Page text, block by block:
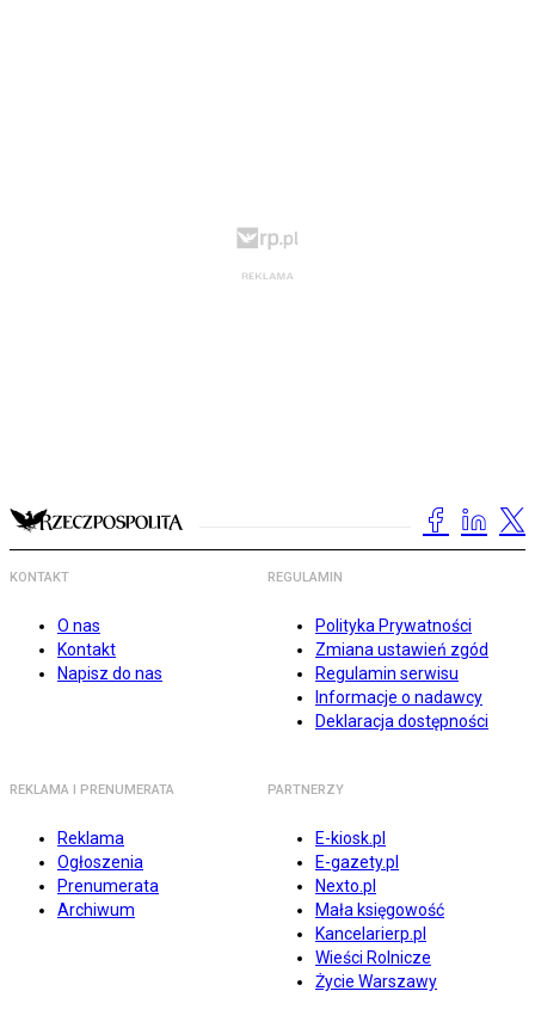
KONTAKT
O nas
Kontakt
Napisz do nas
REGULAMIN
Polityka Prywatności
Zmiana ustawień zgód
Regulamin serwisu
Informacje o nadawcy
Deklaracja dostępności
REKLAMA I PRENUMERATA
Reklama
Ogłoszenia
Prenumerata
Archiwum
PARTNERZY
E-kiosk.pl
E-gazety.pl
Nexto.pl
Mała księgowość
Kancelarierp.pl
Wieści Rolnicze
Życie Warszawy